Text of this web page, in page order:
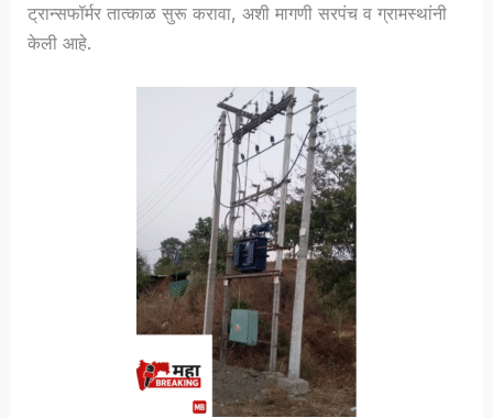
ट्रान्सफॉर्मर तात्काळ सुरू करावा, अशी मागणी सरपंच व ग्रामस्थांनी
केली आहे.